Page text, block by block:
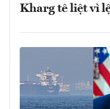
Kharg tê liệt vì